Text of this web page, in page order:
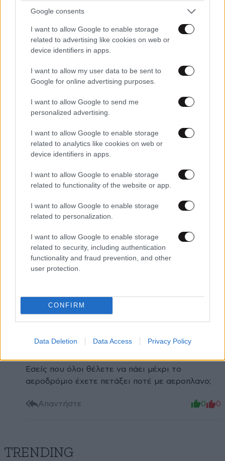
Google consents
I want to allow Google to enable storage
related to advertising like cookies on web or
device identifiers in apps.
I want to allow my user data to be sent to
Google for online advertising purposes.
I want to allow Google to send me
personalized advertising.
I want to allow Google to enable storage
related to analytics like cookies on web or
device identifiers in apps.
I want to allow Google to enable storage
related to functionality of the website or app.
I want to allow Google to enable storage
related to personalization.
I want to allow Google to enable storage
related to security, including authentication
functionality and fraud prevention, and other
user protection.
CONFIRM
Data Deletion Data Access Privacy Policy
Μαυρογυαλουρε!!!! Φάγανε... Φάγανε... Φάγανε...
Απαντήστε
Στο αεροδρόμιο έπρεπε η βασική γραμμή να φτάσει
από την αρχή,από τα λεγόμενα σου καταλαβαίνει
κανείς ότι δεν έχετε σκοπό να το φτάσετε μέχρι
δήμαρχος
Απαντήστε 0
Παρανυχιδα
Εσείς που όλοι θέλετε να πάει μέχρι το
αεροδρόμιο έχετε πετάξει ποτέ με αεροπλανο;
Απαντήστε 0 0
TRENDING